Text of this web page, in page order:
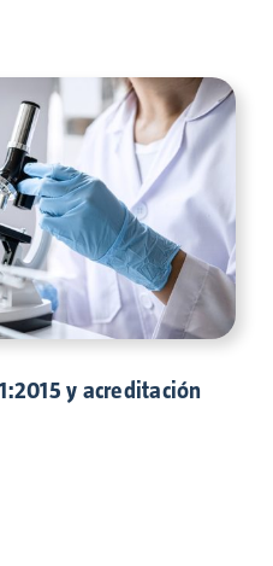
y acreditación